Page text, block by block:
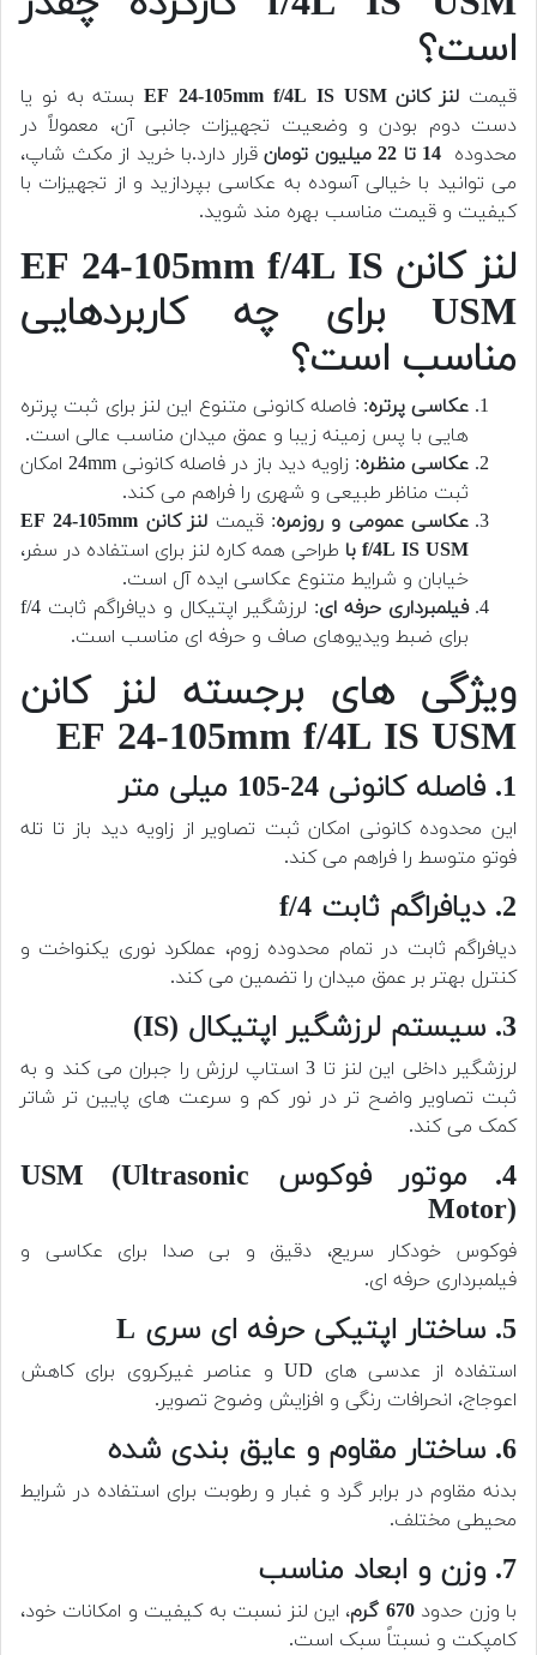
است؟
قیمت لنز کانن EF 24-105mm f/4L IS USM
بسته به نو یا
دست دوم بودن و وضعیت تجهیزات جانبی آن، معمولاً در
محدوده
قرار دارد.با خرید از مکث شاپ،
می توانید با خیالی آسوده به عکاسی بپردازید و از تجهیزات با
کیفیت و قیمت مناسب بهره مند شوید.
لنز کانن EF 24-105mm f/4L IS
USM برای چه کاربردهایی
مناسب است؟
عکاسی پرتره: فاصله کانونی متنوع این لنز برای ثبت پرتره
هایی با پس زمینه زیبا و عمق میدان مناسب عالی است.
عکاسی منظره
: زاویه دید باز در فاصله کانونی 24mm امکان
ثبت مناظر طبیعی و شهری را فراهم می کند.
عکاسی عمومی و روزمره: قیمت
لنز کانن EF 24-105mm
f/4L IS USM با
طراحی همه کاره لنز برای استفاده در سفر،
خیابان و شرایط متنوع عکاسی ایده آل است.
فیلمبرداری حرفه ای
: لرزشگیر اپتیکال و دیافراگم ثابت f/4
برای ضبط ویدیوهای صاف و حرفه ای مناسب است.
ویژگی های برجسته لنز کانن
EF 24-105mm f/4L IS USM
1. فاصله کانونی 24-105 میلی متر
این محدوده کانونی امکان ثبت تصاویر از زاویه دید باز تا تله
فوتو متوسط را فراهم می کند.
2. دیافراگم ثابت f/4
دیافراگم ثابت در تمام محدوده زوم، عملکرد نوری یکنواخت و
کنترل بهتر بر عمق میدان را تضمین می کند.
3. سیستم لرزشگیر اپتیکال (IS)
لرزشگیر داخلی این لنز تا 3 استاپ لرزش را جبران می کند و به
ثبت تصاویر واضح تر در نور کم و سرعت های پایین تر شاتر
کمک می کند.
4. موتور فوکوس USM (Ultrasonic
Motor)
فوکوس خودکار سریع، دقیق و بی صدا برای عکاسی و
فیلمبرداری حرفه ای.
5. ساختار اپتیکی حرفه ای سری L
استفاده از عدسی های UD و عناصر غیرکروی برای کاهش
اعوجاج، انحرافات رنگی و افزایش وضوح تصویر.
6. ساختار مقاوم و عایق بندی شده
بدنه مقاوم در برابر گرد و غبار و رطوبت برای استفاده در شرایط
محیطی مختلف.
7. وزن و ابعاد مناسب
با وزن حدود670 گرم
، این لنز نسبت به کیفیت و امکانات خود،
کامپکت و نسبتاً سبک است.